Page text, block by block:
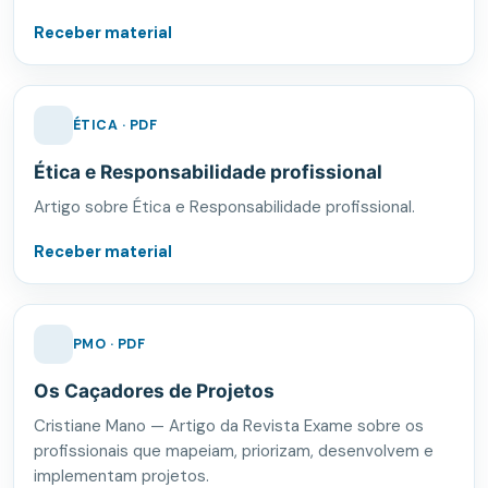
Receber material
ÉTICA · PDF
Ética e Responsabilidade profissional
Artigo sobre Ética e Responsabilidade profissional.
Receber material
PMO · PDF
Os Caçadores de Projetos
Cristiane Mano — Artigo da Revista Exame sobre os
profissionais que mapeiam, priorizam, desenvolvem e
implementam projetos.